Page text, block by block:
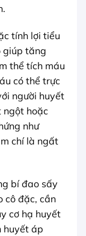
tính lợi tiểu
giúp tăng
thể tích máu
có thể trực
người huyết
ngột hoặc
như
chí là ngất
bí đao sấy
cô đặc, cần
cơ hạ huyết
huyết áp